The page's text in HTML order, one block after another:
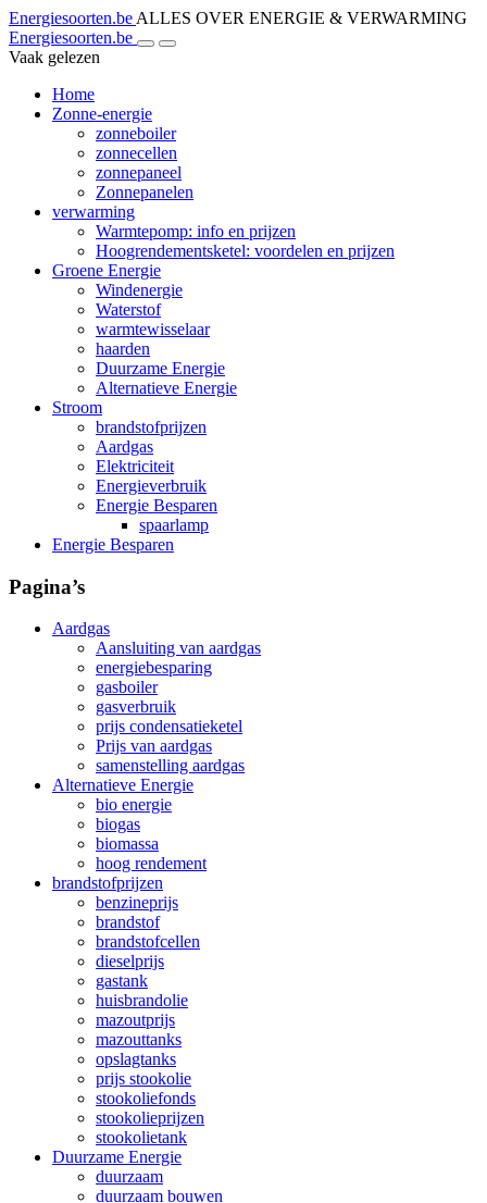
Energiesoorten.be ALLES OVER ENERGIE & VERWARMING
Energiesoorten.be
Vaak gelezen
Home
Zonne-energie
zonneboiler
zonnecellen
zonnepaneel
Zonnepanelen
verwarming
Warmtepomp: info en prijzen
Hoogrendementsketel: voordelen en prijzen
Groene Energie
Windenergie
Waterstof
warmtewisselaar
haarden
Duurzame Energie
Alternatieve Energie
Stroom
brandstofprijzen
Aardgas
Elektriciteit
Energieverbruik
Energie Besparen
spaarlamp
Energie Besparen
Pagina’s
Aardgas
Aansluiting van aardgas
energiebesparing
gasboiler
gasverbruik
prijs condensatieketel
Prijs van aardgas
samenstelling aardgas
Alternatieve Energie
bio energie
biogas
biomassa
hoog rendement
brandstofprijzen
benzineprijs
brandstof
brandstofcellen
dieselprijs
gastank
huisbrandolie
mazoutprijs
mazouttanks
opslagtanks
prijs stookolie
stookoliefonds
stookolieprijzen
stookolietank
Duurzame Energie
duurzaam
duurzaam bouwen